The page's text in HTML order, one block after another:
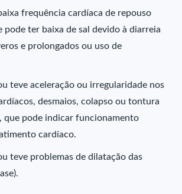
frequência cardíaca de repouso
pode ter baixa de sal devido à diarreia
e prolongados ou uso de
teve aceleração ou irregularidade nos
desmaios, colapso ou tontura
que pode indicar funcionamento
cardíaco.
teve problemas de dilatação das